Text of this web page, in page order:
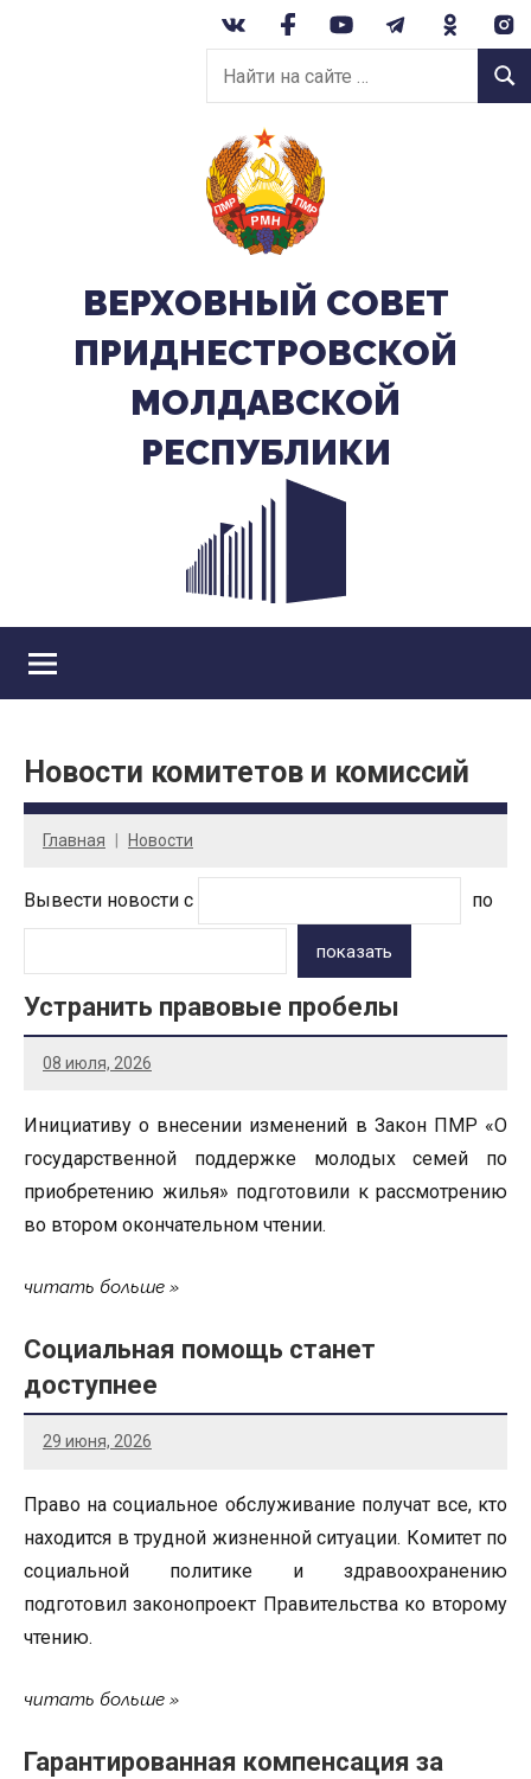
Найти
на
сайте:
ВЕРХОВНЫЙ CОВЕТ
ПРИДНЕСТРОВСКОЙ
МОЛДАВСКОЙ
РЕСПУБЛИКИ
Новости комитетов и комиссий
Главная Новости
Вывести новости с по
показать
Устранить правовые пробелы
08 июля, 2026
Инициативу о внесении изменений в Закон ПМР «О
государственной поддержке молодых семей по
приобретению жилья» подготовили к рассмотрению
во втором окончательном чтении.
читать больше
Социальная помощь станет
доступнее
29 июня, 2026
Право на социальное обслуживание получат все, кто
находится в трудной жизненной ситуации. Комитет по
социальной политике и здравоохранению
подготовил законопроект Правительства ко второму
чтению.
читать больше
Гарантированная компенсация за